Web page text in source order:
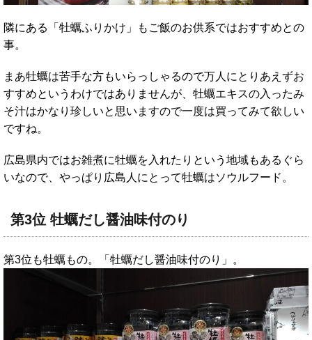
隣にある「牡蠣ふりかけ」もご飯のお供系ではおすすめとの
事。
まあ牡蠣は苦手な方もいらっしゃるので万人にとりあえずお
すすめというわけではありませんが、牡蠣エキスの入ったみ
そ汁はかなり珍しいと思いますので一度は買ってみて欲しい
ですね。
広島県内ではお雑煮に牡蠣を入れたりという地域もあるぐら
いなので、やっぱり広島人にとって牡蠣はソウルフード。
第3位 牡蠣だし醤油味付のり
第3位も牡蠣もの。「牡蠣だし醤油味付のり」。